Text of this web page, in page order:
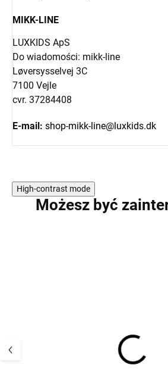
MIKK-LINE
LUXKIDS ApS
Do wiadomości: mikk-line
Løversysselvej 3C
7100 Vejle
cvr. 37284408
E-mail: shop-mikk-line@luxkids.dk
High-contrast mode
Możesz być